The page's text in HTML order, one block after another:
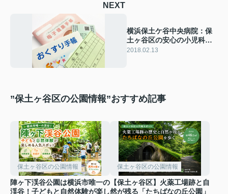
NEXT
横浜保土ケ谷中央病院：保
土ヶ谷区の安心の小児科が
ある病院
2018.02.13
”保土ヶ谷区の公園情報”おすすめ記事
保土ヶ谷区の公園情報
陣ヶ下渓谷公園は横浜市唯一の
渓谷！子どもと自然体験が楽し
保土ヶ谷区の公園情報
【保土ヶ谷区】火薬工場跡と自
然が残る「たちばなの丘公園」